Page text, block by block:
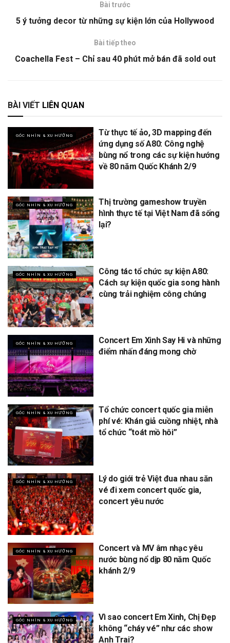
Bài trước
5 ý tưởng decor từ những sự kiện lớn của Hollywood
Bài tiếp theo
Coachella Fest – Chỉ sau 40 phút mở bán đã sold out
BÀI VIẾT LIÊN QUAN
GÓC NHÌN & XU HƯỚNG
Từ thực tế ảo, 3D mapping đến
ứng dụng số A80: Công nghệ
bùng nổ trong các sự kiện hướng
về 80 năm Quốc Khánh 2/9
GÓC NHÌN & XU HƯỚNG
Thị trường gameshow truyền
hình thực tế tại Việt Nam đã sống
lại?
GÓC NHÌN & XU HƯỚNG
Công tác tổ chức sự kiện A80:
Cách sự kiện quốc gia song hành
cùng trải nghiệm công chúng
GÓC NHÌN & XU HƯỚNG
Concert Em Xinh Say Hi và những
điểm nhấn đáng mong chờ
GÓC NHÌN & XU HƯỚNG
Tổ chức concert quốc gia miễn
phí vé: Khán giả cuồng nhiệt, nhà
tổ chức “toát mồ hôi”
GÓC NHÌN & XU HƯỚNG
Lý do giới trẻ Việt đua nhau săn
vé đi xem concert quốc gia,
concert yêu nước
GÓC NHÌN & XU HƯỚNG
Concert và MV âm nhạc yêu
nước bùng nổ dịp 80 năm Quốc
khánh 2/9
GÓC NHÌN & XU HƯỚNG
Vì sao concert Em Xinh, Chị Đẹp
không “cháy vé” như các show
Anh Trai?